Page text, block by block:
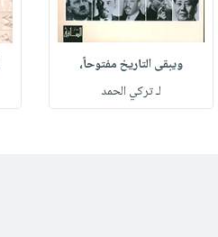
ويبقى التاريخ مفتوحاً،
لـ تركي الحمد